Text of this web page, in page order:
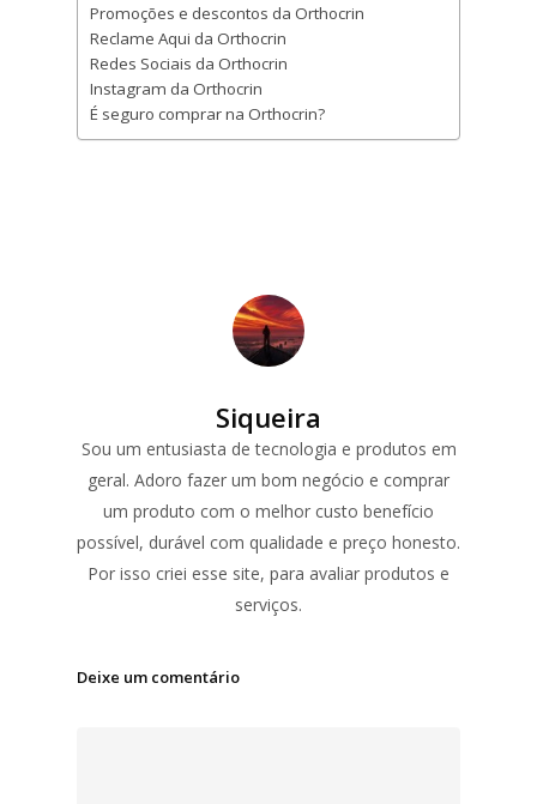
Promoções e descontos da Orthocrin
Reclame Aqui da Orthocrin
Redes Sociais da Orthocrin
Instagram da Orthocrin
É seguro comprar na Orthocrin?
Siqueira
Sou um entusiasta de tecnologia e produtos em
geral. Adoro fazer um bom negócio e comprar
um produto com o melhor custo benefício
possível, durável com qualidade e preço honesto.
Por isso criei esse site, para avaliar produtos e
serviços.
Deixe um comentário